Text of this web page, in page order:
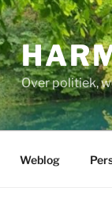
Over politiek,
Weblog